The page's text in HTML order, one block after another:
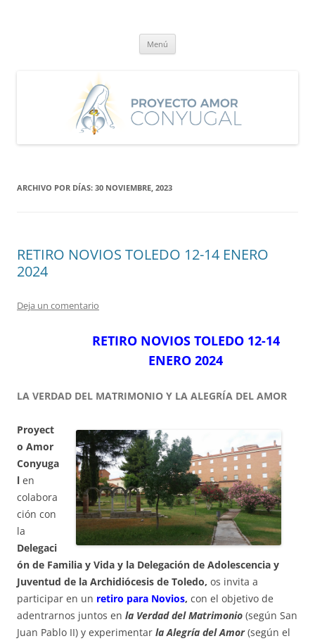
Menú
ARCHIVO POR DÍAS: 30 NOVIEMBRE, 2023
RETIRO NOVIOS TOLEDO 12-14 ENERO
2024
Deja un comentario
RETIRO NOVIOS TOLEDO 12-14
ENERO 2024
LA VERDAD DEL MATRIMONIO Y LA ALEGRÍA DEL AMOR
Proyect
o Amor
Conyuga
l en
colabora
ción con
la
Delegaci
ón de Familia y Vida y la Delegación de Adolescencia y
Juventud de la Archidiócesis de Toledo, os invita a
participar en un retiro para Novios, con el objetivo de
adentrarnos juntos en la Verdad del Matrimonio (según San
Juan Pablo II) y experimentar la Alegría del Amor(según el